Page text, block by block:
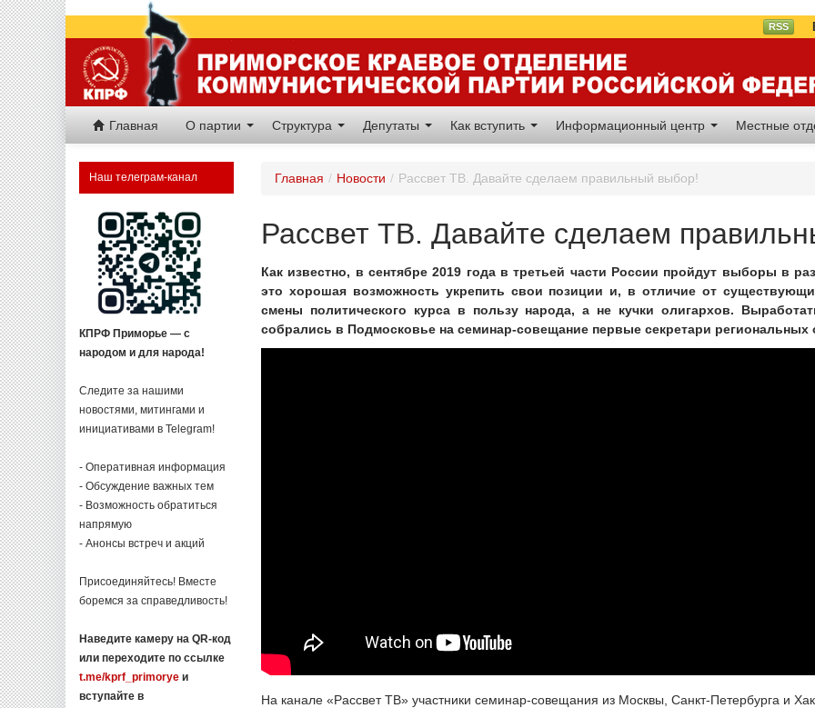
RSS
Главная О партии Структура Депутаты Как вступить Информационный центр Местные
Наш телеграм-канал
КПРФ Приморье — с
народом и для народа!
Следите за нашими
новостями, митингами и
инициативами в Telegram!
- Оперативная информация
- Обсуждение важных тем
- Возможность обратиться
напрямую
- Анонсы встреч и акций
Присоединяйтесь! Вместе
боремся за справедливость!
Наведите камеру на QR-код
или переходите по ссылке
t.me/kprf_primorye и
вступайте в
Главная / Новости / Рассвет ТВ. Давайте сделаем правильный выбор!
Рассвет ТВ. Давайте сделаем
Как известно, в сентябре 2019 года в третьей части России пройдут выборы в
это хорошая возможность укрепить свои позиции и, в отличие от
смены политического курса в пользу народа, а не кучки олигархов.
собрались в Подмосковье на семинар-совещание первые секретари
На канале «Рассвет ТВ» участники семинар-совещания из Москвы, Санкт-Петербурга и